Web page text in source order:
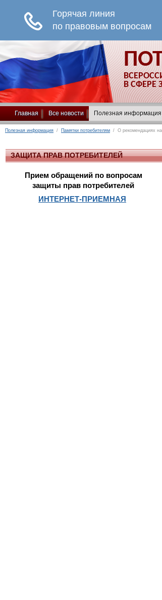
В СФЕРЕ
Главная Все новости Полезная информация
Полезная информация / Памятки потребителям / О рекомендациях
ЗАЩИТА ПРАВ ПОТРЕБИТЕЛЕЙ
Прием обращений по вопросам
защиты прав потребителей
ИНТЕРНЕТ-ПРИЕМНАЯ